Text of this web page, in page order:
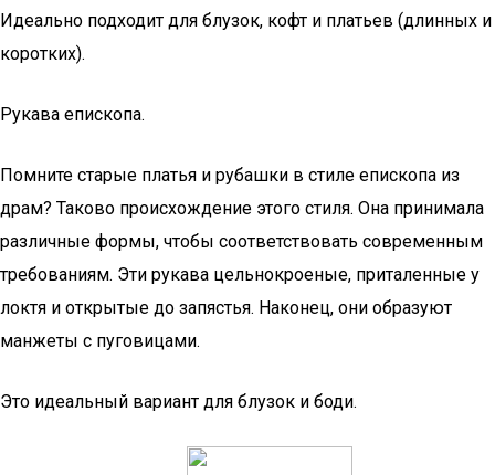
Идеально подходит для блузок, кофт и платьев (длинных и
коротких).
Рукава епископа.
Помните старые платья и рубашки в стиле епископа из
драм? Таково происхождение этого стиля. Она принимала
различные формы, чтобы соответствовать современным
требованиям. Эти рукава цельнокроеные, приталенные у
локтя и открытые до запястья. Наконец, они образуют
манжеты с пуговицами.
Это идеальный вариант для блузок и боди.